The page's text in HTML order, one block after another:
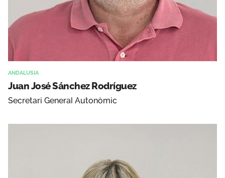
ANDALUSIA
Juan José Sánchez Rodríguez
Secretari General Autonòmic